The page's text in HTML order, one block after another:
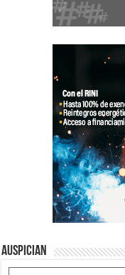
Auspician